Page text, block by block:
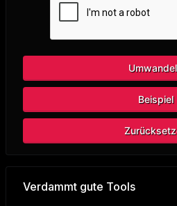
Beispiel
Verdammt gute Tools